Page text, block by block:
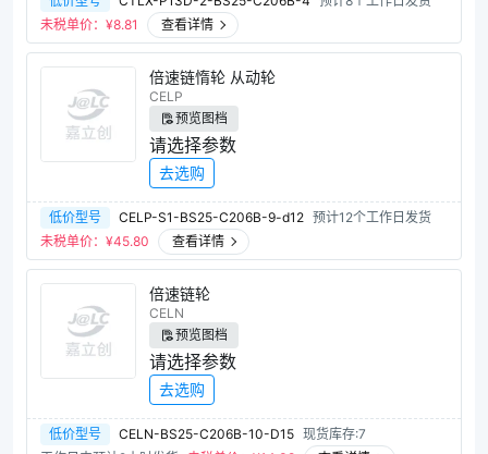
带惰轮张力调整装置
链条张力调整器
未税单价：¥8.81 查看详情
倍速链惰轮 从动轮
CELP
预览图档
请选择参数
去选购
低价型号 CELP-S1-BS25-C206B-9-d12 预计12个工作日发货
未税单价：¥45.80 查看详情
倍速链轮
CELN
预览图档
请选择参数
去选购
低价型号 CELN-BS25-C206B-10-D15 现货库存:7